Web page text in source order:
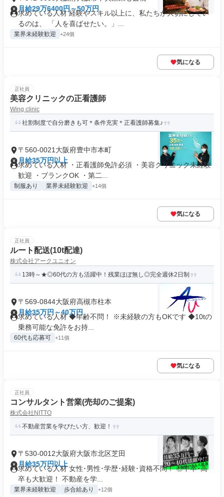
月給29万6400円～50万円
求めている人材 経験やスキル以上に、私たちが大切にしてい
るのは、 「人を喜ばせたい。」...
業界未経験歓迎 +24個
気になる
正社員
美容クリニックの正看護師
Wing clinic
社割制度で自分磨きも可＊条件充実＊正看護師募集♪
〒560-0021大阪府豊中市本町
月給35万円以上
求めている人材 ・正看護師免許必須 ・美容クリニック未経験
歓迎 ・ブランクOK ・第二...
制服あり 業界未経験歓迎 +14個
気になる
正社員
ルート配送(10t配達)
株式会社アークユニオン
13時～★◎60代の方も活躍中！残業ほぼ無し◎完全週休2日制
〒569-0844大阪府高槻市柱本
月給35万円～40万円
求めている人材 ◆年齢不問！ ※未経験の方もOKです ◆10tの
乗務可能な免許をお持...
60代も応募可 +11個
気になる
正社員
コンサルタント営業(売却のご提案)
株式会社NITTO
不動産営業を学びたい方、歓迎！
〒530-0012大阪府大阪市北区芝田
月給35万円以上
求めている人材 女性･男性･学歴･経験･資格不問！ ◎中卒･高
卒も大歓迎！ 不動産を学...
業界未経験歓迎 歩合給あり +12個